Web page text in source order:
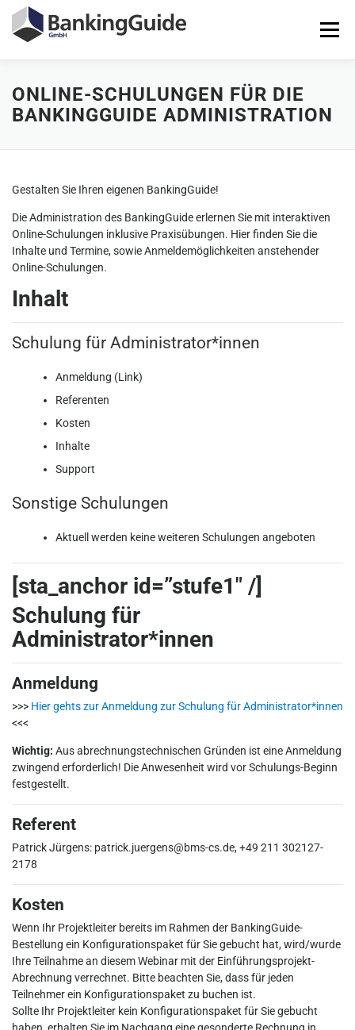
Zum
Inhalt
springen
Menü
STARTSEITE PRODUKTE BANKINGGUIDE-DEMO
ONLINE-SCHULUNGEN FÜR DIE
BANKINGGUIDE ADMINISTRATION
Gestalten Sie Ihren eigenen BankingGuide!
Die Administration des BankingGuide erlernen Sie mit interaktiven
Online-Schulungen inklusive Praxisübungen. Hier finden Sie die
Inhalte und Termine, sowie Anmeldemöglichkeiten anstehender
Online-Schulungen.
Inhalt
Schulung für Administrator*innen
Anmeldung (Link)
Referenten
Kosten
Inhalte
Support
Sonstige Schulungen
Aktuell werden keine weiteren Schulungen angeboten
[sta_anchor id=”stufe1″ /]
Schulung für
Administrator*innen
Anmeldung
>>> Hier gehts zur Anmeldung zur Schulung für Administrator*innen
<<<
Wichtig: Aus abrechnungstechnischen Gründen ist eine Anmeldung
zwingend erforderlich! Die Anwesenheit wird vor Schulungs-Beginn
festgestellt.
Referent
Patrick Jürgens: patrick.juergens@bms-cs.de, +49 211 302127-
2178
Kosten
Wenn Ihr Projektleiter bereits im Rahmen der BankingGuide-
Bestellung ein Konfigurationspaket für Sie gebucht hat, wird/wurde
Ihre Teilnahme an diesem Webinar mit der Einführungsprojekt-
Abrechnung verrechnet. Bitte beachten Sie, dass für jeden
Teilnehmer ein Konfigurationspaket zu buchen ist.
Sollte Ihr Projektleiter kein Konfigurationspaket für Sie gebucht